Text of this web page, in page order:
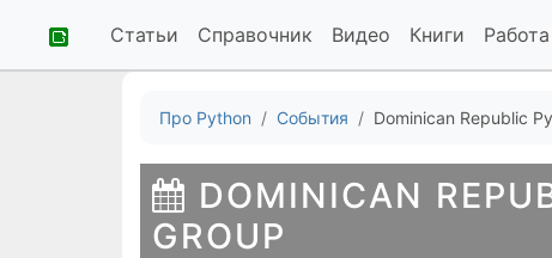
Статьи Справочник Видео Книги Работа
Про Python События Dominican Republic
DOMINICAN
GROUP